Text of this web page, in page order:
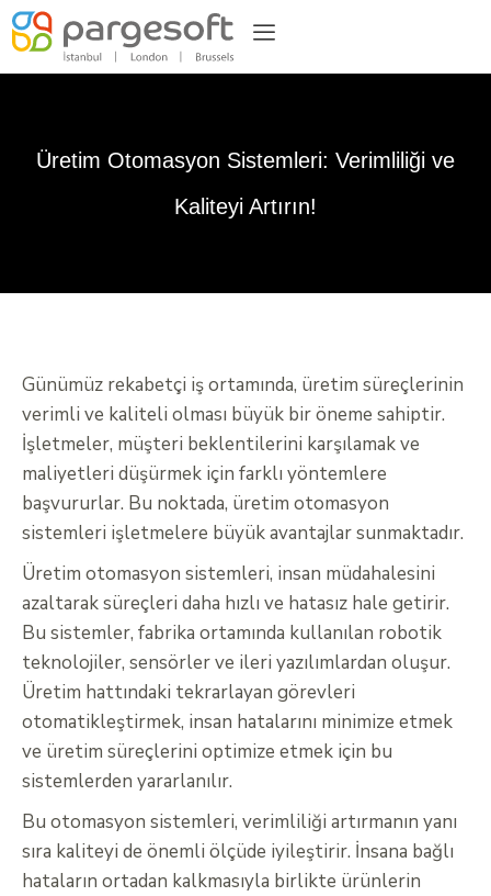
Üretim Otomasyon Sistemleri: Verimliliği ve
Kaliteyi Artırın!
Günümüz rekabetçi iş ortamında, üretim süreçlerinin
verimli ve kaliteli olması büyük bir öneme sahiptir.
İşletmeler, müşteri beklentilerini karşılamak ve
maliyetleri düşürmek için farklı yöntemlere
başvururlar. Bu noktada, üretim otomasyon
sistemleri işletmelere büyük avantajlar sunmaktadır.
Üretim otomasyon sistemleri, insan müdahalesini
azaltarak süreçleri daha hızlı ve hatasız hale getirir.
Bu sistemler, fabrika ortamında kullanılan robotik
teknolojiler, sensörler ve ileri yazılımlardan oluşur.
Üretim hattındaki tekrarlayan görevleri
otomatikleştirmek, insan hatalarını minimize etmek
ve üretim süreçlerini optimize etmek için bu
sistemlerden yararlanılır.
Bu otomasyon sistemleri, verimliliği artırmanın yanı
sıra kaliteyi de önemli ölçüde iyileştirir. İnsana bağlı
hataların ortadan kalkmasıyla birlikte ürünlerin